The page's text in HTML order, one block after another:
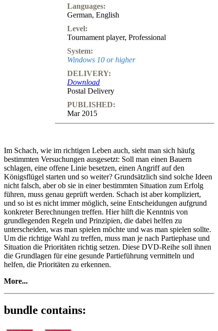
Languages:
German, English
Level:
Tournament player, Professional
System:
Windows 10 or higher
DELIVERY:
Download
Postal Delivery
PUBLISHED:
Mar 2015
Im Schach, wie im richtigen Leben auch, sieht man sich häufg
bestimmten Versuchungen ausgesetzt: Soll man einen Bauern
schlagen, eine offene Linie besetzen, einen Angriff auf den
Königsflügel starten und so weiter? Grundsätzlich sind solche Ideen
nicht falsch, aber ob sie in einer bestimmten Situation zum Erfolg
führen, muss genau geprüft werden. Schach ist aber kompliziert,
und so ist es nicht immer möglich, seine Entscheidungen aufgrund
konkreter Berechnungen treffen. Hier hilft die Kenntnis von
grundlegenden Regeln und Prinzipien, die dabei helfen zu
unterscheiden, was man spielen möchte und was man spielen sollte.
Um die richtige Wahl zu treffen, muss man je nach Partiephase und
Situation die Prioritäten richtig setzen. Diese DVD-Reihe soll ihnen
die Grundlagen für eine gesunde Partieführung vermitteln und
helfen, die Prioritäten zu erkennen.
Power-Strategie 1 - Aus der Eröffnung ins Mittelspiel
Im Schach, wie im richtigen Leben auch, sieht man sich häufg
schlagen, eine offene Linie besetzen, einen Angriff auf den
More...
bundle contains: